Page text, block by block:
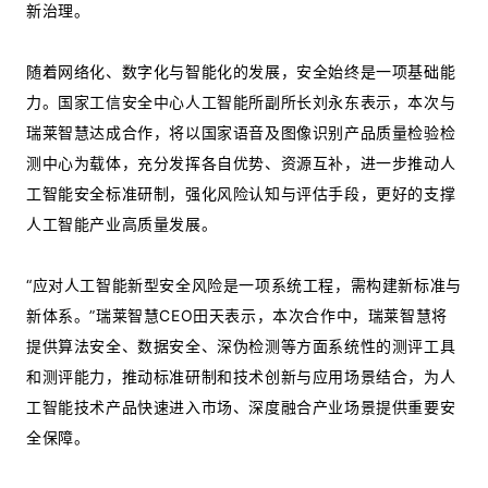
新治理。
随着网络化、数字化与智能化的发展，安全始终是一项基础能
力。国家工信安全中心人工智能所副所长刘永东表示，本次与
瑞莱智慧达成合作，将以国家语音及图像识别产品质量检验检
测中心为载体，充分发挥各自优势、资源互补，进一步推动人
工智能安全标准研制，强化风险认知与评估手段，更好的支撑
人工智能产业高质量发展。
“应对人工智能新型安全风险是一项系统工程，需构建新标准与
新体系。”瑞莱智慧CEO田天表示，本次合作中，瑞莱智慧将
提供算法安全、数据安全、深伪检测等方面系统性的测评工具
和测评能力，推动标准研制和技术创新与应用场景结合，为人
工智能技术产品快速进入市场、深度融合产业场景提供重要安
全保障。